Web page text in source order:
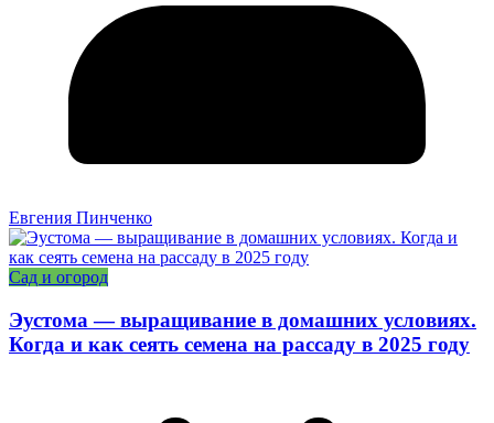
Евгения Пинченко
Сад и огород
Эустома — выращивание в домашних условиях.
Когда и как сеять семена на рассаду в 2025 году